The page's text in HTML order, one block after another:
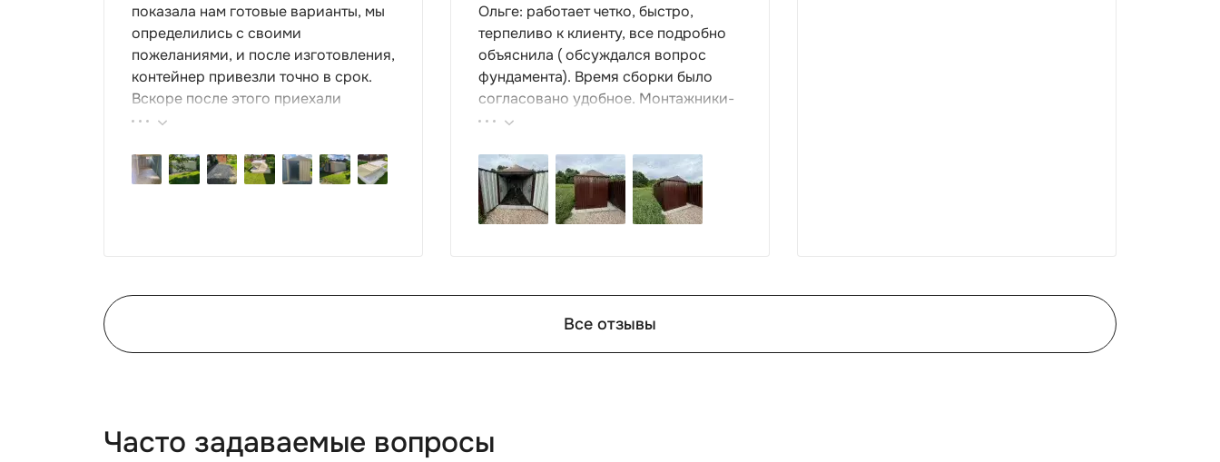
показала нам готовые варианты, мы
определились с своими
пожеланиями, и после изготовления,
контейнер привезли точно в срок.
Вскоре после этого приехали
ребята-сборщики, быстро, за пару
очень понравился, поэтому всем
советуем эту фирму.
Ольге: работает четко, быстро,
терпеливо к клиенту, все подробно
объяснила ( обсуждался вопрос
фундамента). Время сборки было
согласовано удобное. Монтажники-
грамотные , культурные ребята.
такой работы : большой выбор
продукции, реальные цены.
Все отзывы
Часто задаваемые вопросы